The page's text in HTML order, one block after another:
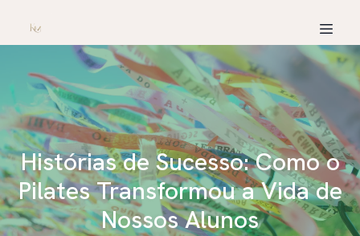
Histórias de Sucesso: Como o
Pilates Transformou a Vida de
Nossos Alunos